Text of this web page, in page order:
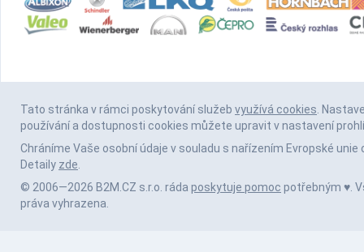
Tato stránka v rámci poskytování služeb využívá cookies .
používání a dostupnosti cookies můžete upravit v nastavení
Chráníme Vaše osobní údaje v souladu s nařízením Evropské unie
Detaily zde
© 2006—2026 B2M.CZ s.r.o. ráda poskytuje pomoc potřebným ♥️.
práva vyhrazena.